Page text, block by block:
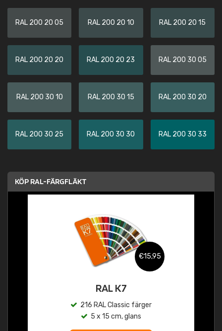
RAL 200 20 05 RAL 200 20 10 RAL 200 20 15
RAL 200 20 20 RAL 200 20 23 RAL 200 30 05
RAL 200 30 10 RAL 200 30 15 RAL 200 30 20
RAL 200 30 25 RAL 200 30 30 RAL 200 30 33
KÖP RAL-FÄRGFLÄKT
€15,95
RAL K7
216 RAL Classic färger
5 x 15 cm, glans